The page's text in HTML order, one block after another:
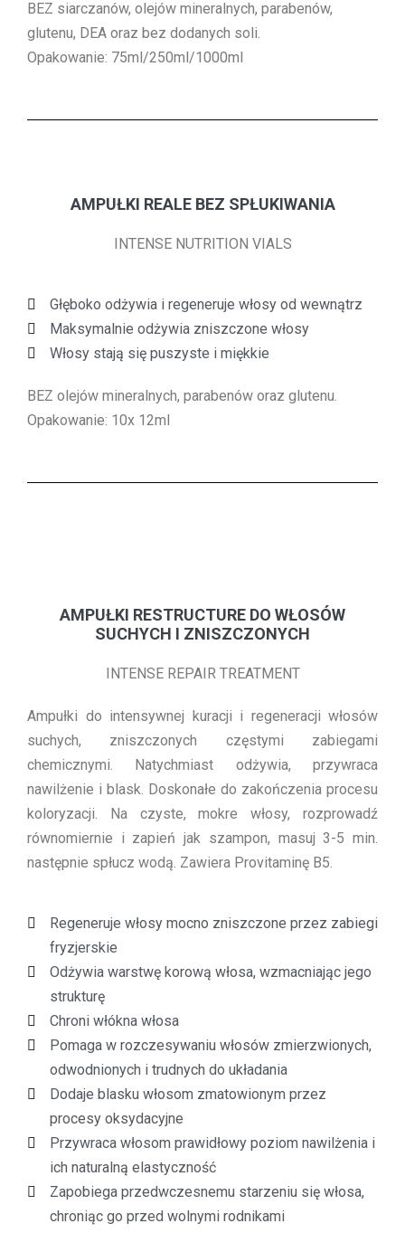
BEZ siarczanów, olejów mineralnych, parabenów,
glutenu, DEA oraz bez dodanych soli.
Opakowanie: 75ml/250ml/1000ml
AMPUŁKI REALE BEZ SPŁUKIWANIA
INTENSE NUTRITION VIALS
Głęboko odżywia i regeneruje włosy od wewnątrz
Maksymalnie odżywia zniszczone włosy
Włosy stają się puszyste i miękkie
BEZ olejów mineralnych, parabenów oraz glutenu.
Opakowanie: 10x 12ml
AMPUŁKI RESTRUCTURE DO WŁOSÓW
SUCHYCH I ZNISZCZONYCH
INTENSE REPAIR TREATMENT
Ampułki do intensywnej kuracji i regeneracji włosów
suchych, zniszczonych częstymi zabiegami
chemicznymi. Natychmiast odżywia, przywraca
nawilżenie i blask. Doskonałe do zakończenia procesu
koloryzacji. Na czyste, mokre włosy, rozprowadź
równomiernie i zapień jak szampon, masuj 3-5 min.
następnie spłucz wodą. Zawiera Provitaminę B5.
Regeneruje włosy mocno zniszczone przez zabiegi
fryzjerskie
Odżywia warstwę korową włosa, wzmacniając jego
strukturę
Chroni włókna włosa
Pomaga w rozczesywaniu włosów zmierzwionych,
odwodnionych i trudnych do układania
Dodaje blasku włosom zmatowionym przez
procesy oksydacyjne
Przywraca włosom prawidłowy poziom nawilżenia i
ich naturalną elastyczność
Zapobiega przedwczesnemu starzeniu się włosa,
chroniąc go przed wolnymi rodnikami